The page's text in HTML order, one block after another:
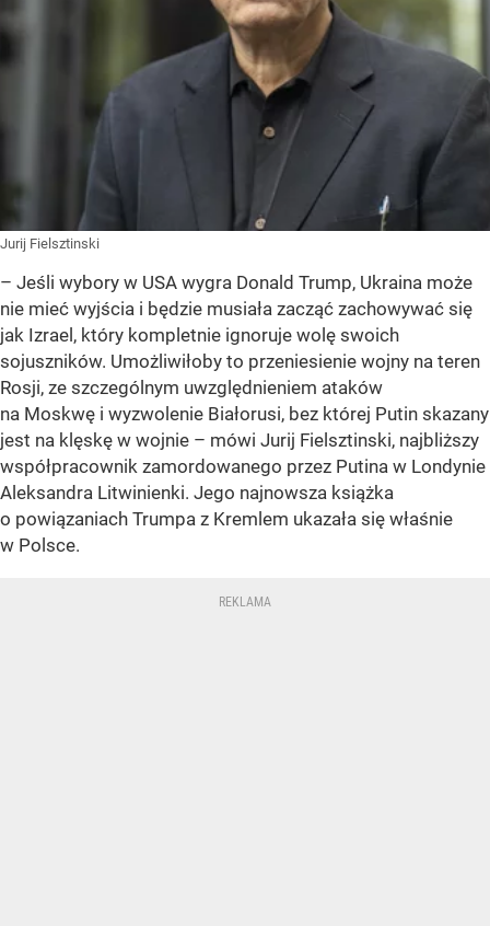
Jurij Fielsztinski
– Jeśli wybory w USA wygra Donald Trump, Ukraina może
nie mieć wyjścia i będzie musiała zacząć zachowywać się
jak Izrael, który kompletnie ignoruje wolę swoich
sojuszników. Umożliwiłoby to przeniesienie wojny na teren
Rosji, ze szczególnym uwzględnieniem ataków
na Moskwę i wyzwolenie Białorusi, bez której Putin skazany
jest na klęskę w wojnie – mówi Jurij Fielsztinski, najbliższy
współpracownik zamordowanego przez Putina w Londynie
Aleksandra Litwinienki. Jego najnowsza książka
o powiązaniach Trumpa z Kremlem ukazała się właśnie
w Polsce.